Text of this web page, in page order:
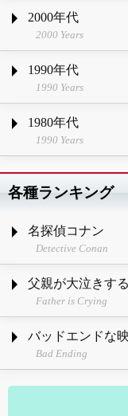
2000年代
2000 Years
1990年代
1990 Years
1980年代
1990 Years
各種ランキング
名探偵コナン
Detective Conan
父親が大泣きす
Father is Crying
バッドエンドな
Bad Ending